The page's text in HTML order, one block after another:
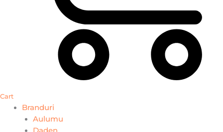
Cart
Branduri
Aulumu